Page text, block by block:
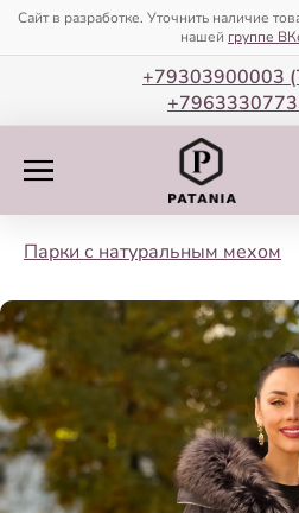
Сайт в разработке. Уточнить наличие
нашей группе
+79303900003
Парки с натуральным мехом